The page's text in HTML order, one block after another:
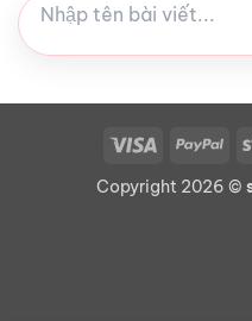
Visa
Copyright 2026 ©